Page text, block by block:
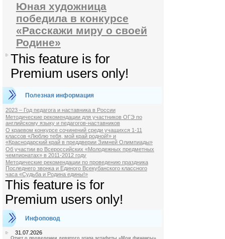
Юная художница
победила в конкурсе
«Расскажи миру о своей
Родине»
This feature is for
Premium users only!
Полезная информация
2023 – Год педагога и наставника в России
Методические рекомендации для участников ОГЭ по
английскому языку и педагогов-наставников
О краевом конкурсе сочинений среди учащихся 1-11
классов «Люблю тебя, мой край родной!» и
«Краснодарский край в преддверии Зимней Олимпиады»
Об участии во Всероссийских «Молодежных предметных
чемпионатах» в 2011-2012 году
Методические рекомендации по проведению праздника
Последнего звонка и Единого Всекубанского классного
часа «Судьба и Родина едины!»
This feature is for
Premium users only!
Инфоповод
31.07.2026
Отчет о проведении девятого этапа эстафеты «Мои финансы»